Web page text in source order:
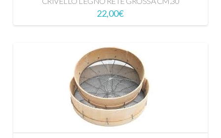
22,00€